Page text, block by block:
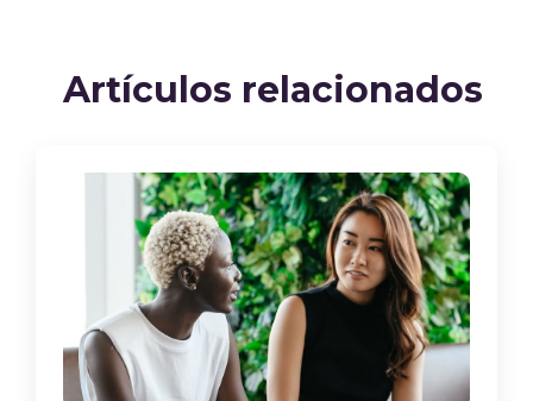
Artículos relacionados